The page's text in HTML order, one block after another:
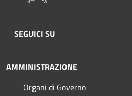
SEGUICI SU
AMMINISTRAZIONE
Organi di Governo